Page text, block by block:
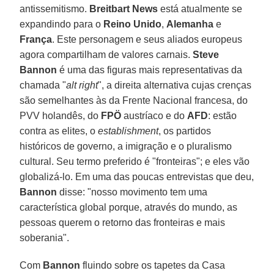
antissemitismo. Breitbart News está atualmente se
expandindo para o Reino Unido, Alemanha e
França. Este personagem e seus aliados europeus
agora compartilham de valores carnais.Steve
Bannon é uma das figuras mais representativas da
chamada "alt right", a direita alternativa cujas crenças
são semelhantes às da Frente Nacional francesa, do
PVV holandês, do FPÖ austríaco e do AFD: estão
contra as elites, oestablishment, os partidos
históricos de governo, a imigração e o pluralismo
cultural. Seu termo preferido é "fronteiras"; e eles vão
globalizá-lo. Em uma das poucas entrevistas que deu,
Bannon disse: "nosso movimento tem uma
característica global porque, através do mundo, as
pessoas querem o retorno das fronteiras e mais
soberania".
Com Bannon fluindo sobre os tapetes da Casa